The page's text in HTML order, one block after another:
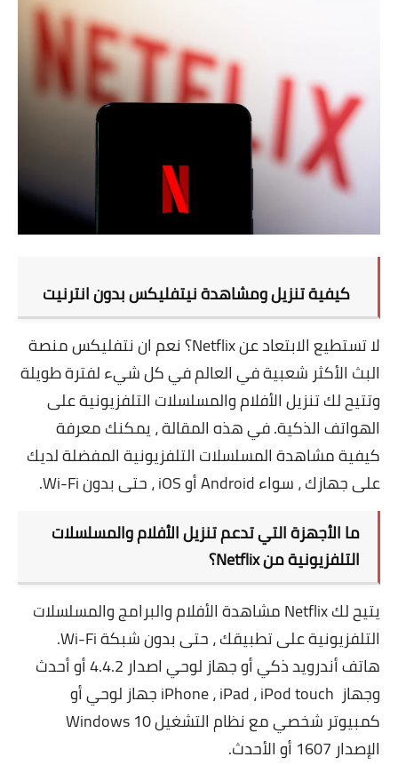
كيفية تنزيل ومشاهدة نيتفليكس بدون انترنيت
لا تستطيع الابتعاد عن Netflix؟ نعم ان نتفليكس منصة
البث الأكثر شعبية في العالم في كل شيء لفترة طويلة
وتتيح لك تنزيل الأفلام والمسلسلات التلفزيونية على
الهواتف الذكية. في هذه المقالة ، يمكنك معرفة
كيفية مشاهدة المسلسلات التلفزيونية المفضلة لديك
على جهازك ، سواء Android أو iOS ، حتى بدون Wi-Fi.
ما الأجهزة التي تدعم تنزيل الأفلام والمسلسلات
التلفزيونية من Netflix؟
يتيح لك Netflix مشاهدة الأفلام والبرامج والمسلسلات
التلفزيونية على تطبيقك ، حتى بدون شبكة Wi-Fi.
هاتف أندرويد ذكي أو جهاز لوحي اصدار 4.4.2 أو أحدث
وجهاز iPhone ، iPad ، iPod touch جهاز لوحي أو
كمبيوتر شخصي مع نظام التشغيل Windows 10
الإصدار 1607 أو الأحدث.